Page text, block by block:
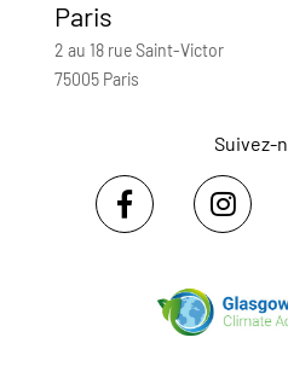
Paris
2 au 18 rue Saint-Victor
75005 Paris
Suivez-